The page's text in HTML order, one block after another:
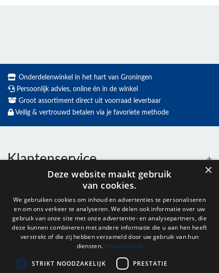
Onderdelenwinkel in het hart van Groningen
Persoonlijk advies, online én in de winkel
Groot assortiment direct uit voorraad leverbaar
Veilig & vertrouwd betalen via je favoriete methode
Klantenservice
Openingstijden
Nieuwsbrief
×
Deze website maakt gebruik
van cookies.
We gebruiken cookies om inhoud en advertenties te personaliseren
en om ons verkeer te analyseren. We delen ook informatie over uw
gebruik van onze site met onze advertentie- en analysepartners, die
deze kunnen combineren met andere informatie die u aan hen heeft
verstrekt of die zij hebben verzameld door uw gebruik van hun
diensten. Privacybeleid
STRIKT NOODZAKELIJK PRESTATIE